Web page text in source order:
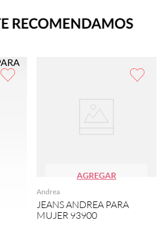
AGREGAR
Andrea
JEANS ANDREA PARA
MUJER 93900